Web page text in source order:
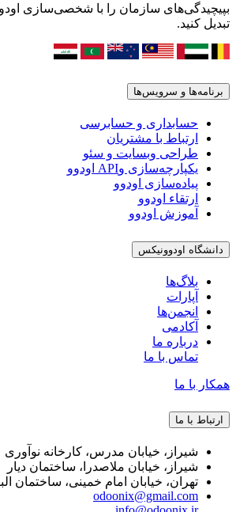
بپیچیدگی‌های سازمان را با شخصی‌سازی
تبدیل کنید.
برنامه‌ها و سرویس‌ها
حسابداری و حسابرسی
ارتباط با مشتریان
طراحی وبسایت و سئو
یکپارچه‌سازی وAPI اودوو
پیاده‌سازی اودوو
ارتقاء اودوو
آموزش اودوو
دانشگاه اودوونیکس
بلاگ‌ها
آپارات
انجمن‌ها
آکادمی
درباره ما
تماس با ما
همکار با ما
ارتباط با ما
شیراز، خیابان مدرس، کارخانه نوآوری
شیراز، خیابان ملاصدرا، ساختمان دیار
تهران، خیابان امام خمینی، ساختمان
odoonix@gmail.com